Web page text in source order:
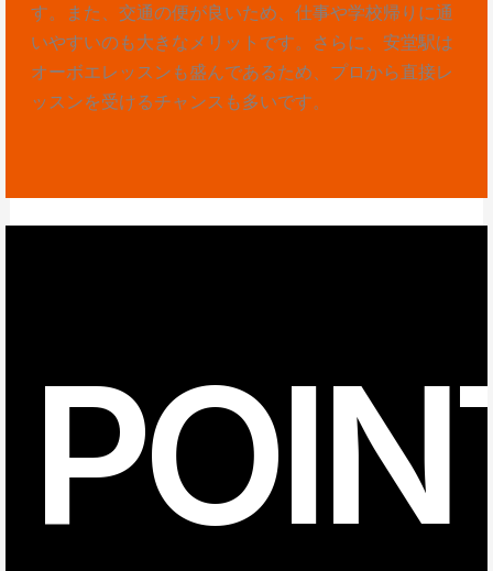
す。また、交通の便が良いため、仕事や学校帰りに通
いやすいのも大きなメリットです。さらに、安堂駅は
オーボエレッスンも盛んであるため、プロから直接レ
ッスンを受けるチャンスも多いです。